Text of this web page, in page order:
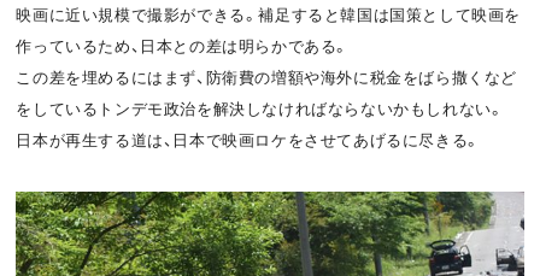
映画に近い規模で撮影ができる。補足すると韓国は国策として映画を
作っているため、日本との差は明らかである。
この差を埋めるにはまず、防衛費の増額や海外に税金をばら撒くなど
をしているトンデモ政治を解決しなければならないかもしれない。
日本が再生する道は、日本で映画ロケをさせてあげるに尽きる。